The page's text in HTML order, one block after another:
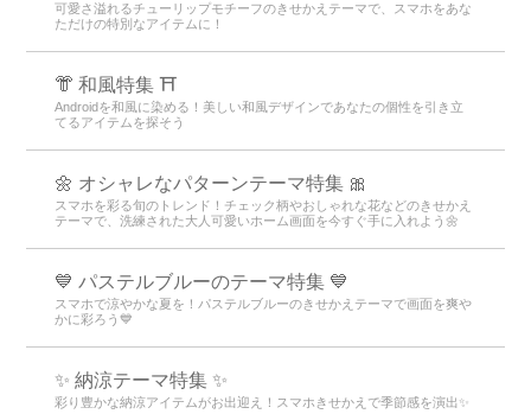
可愛さ溢れるチューリップモチーフのきせかえテーマで、スマホをあな
ただけの特別なアイテムに！
👘 和風特集 ⛩
Androidを和風に染める！美しい和風デザインであなたの個性を引き立
てるアイテムを探そう
🌼 オシャレなパターンテーマ特集 🎀
スマホを彩る旬のトレンド！チェック柄やおしゃれな花などのきせかえ
テーマで、洗練された大人可愛いホーム画面を今すぐ手に入れよう🌼
💙 パステルブルーのテーマ特集 💙
スマホで涼やかな夏を！パステルブルーのきせかえテーマで画面を爽や
かに彩ろう💙
✨ 納涼テーマ特集 ✨
彩り豊かな納涼アイテムがお出迎え！スマホきせかえで季節感を演出✨